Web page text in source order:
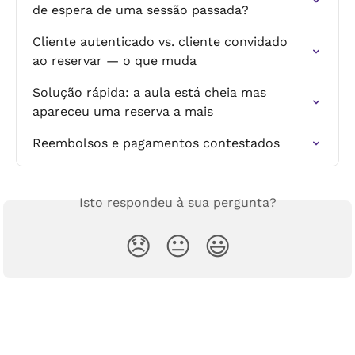
de espera de uma sessão passada?
Cliente autenticado vs. cliente convidado
ao reservar — o que muda
Solução rápida: a aula está cheia mas
apareceu uma reserva a mais
Reembolsos e pagamentos contestados
Isto respondeu à sua pergunta?
😞 😐 😃